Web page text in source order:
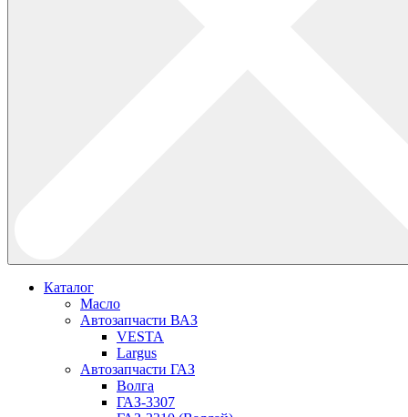
Каталог
Масло
Автозапчасти ВАЗ
VESTA
Largus
Автозапчасти ГАЗ
Волга
ГАЗ-3307